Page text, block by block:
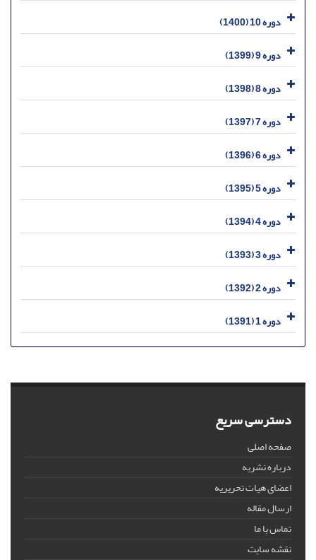
دوره 10 (1400)
دوره 9 (1399)
دوره 8 (1398)
دوره 7 (1397)
دوره 6 (1396)
دوره 5 (1395)
دوره 4 (1394)
دوره 3 (1393)
دوره 2 (1392)
دوره 1 (1391)
دسترسی سریع
صفحه اصلی
درباره نشریه
اعضای هیات تحریریه
ارسال مقاله
تماس با ما
نقشه سایت